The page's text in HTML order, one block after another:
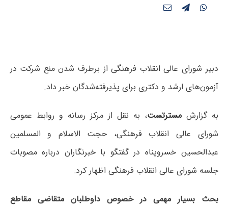
دبیر شورای عالی انقلاب فرهنگی از برطرف شدن منع شرکت در
آزمون‌های ارشد و دکتری برای پذیرفته‌شدگان خبر داد.
به گزارشمسترتست، به نقل از مرکز رسانه و روابط عمومی
شورای عالی انقلاب فرهنگی، حجت الاسلام و المسلمین
عبدالحسین خسروپناه در گفتگو با خبرنگاران درباره مصوبات
جلسه شورای عالی انقلاب فرهنگی اظهار کرد:
بحث بسیار مهمی در خصوص داوطلبان متقاضی مقاطع